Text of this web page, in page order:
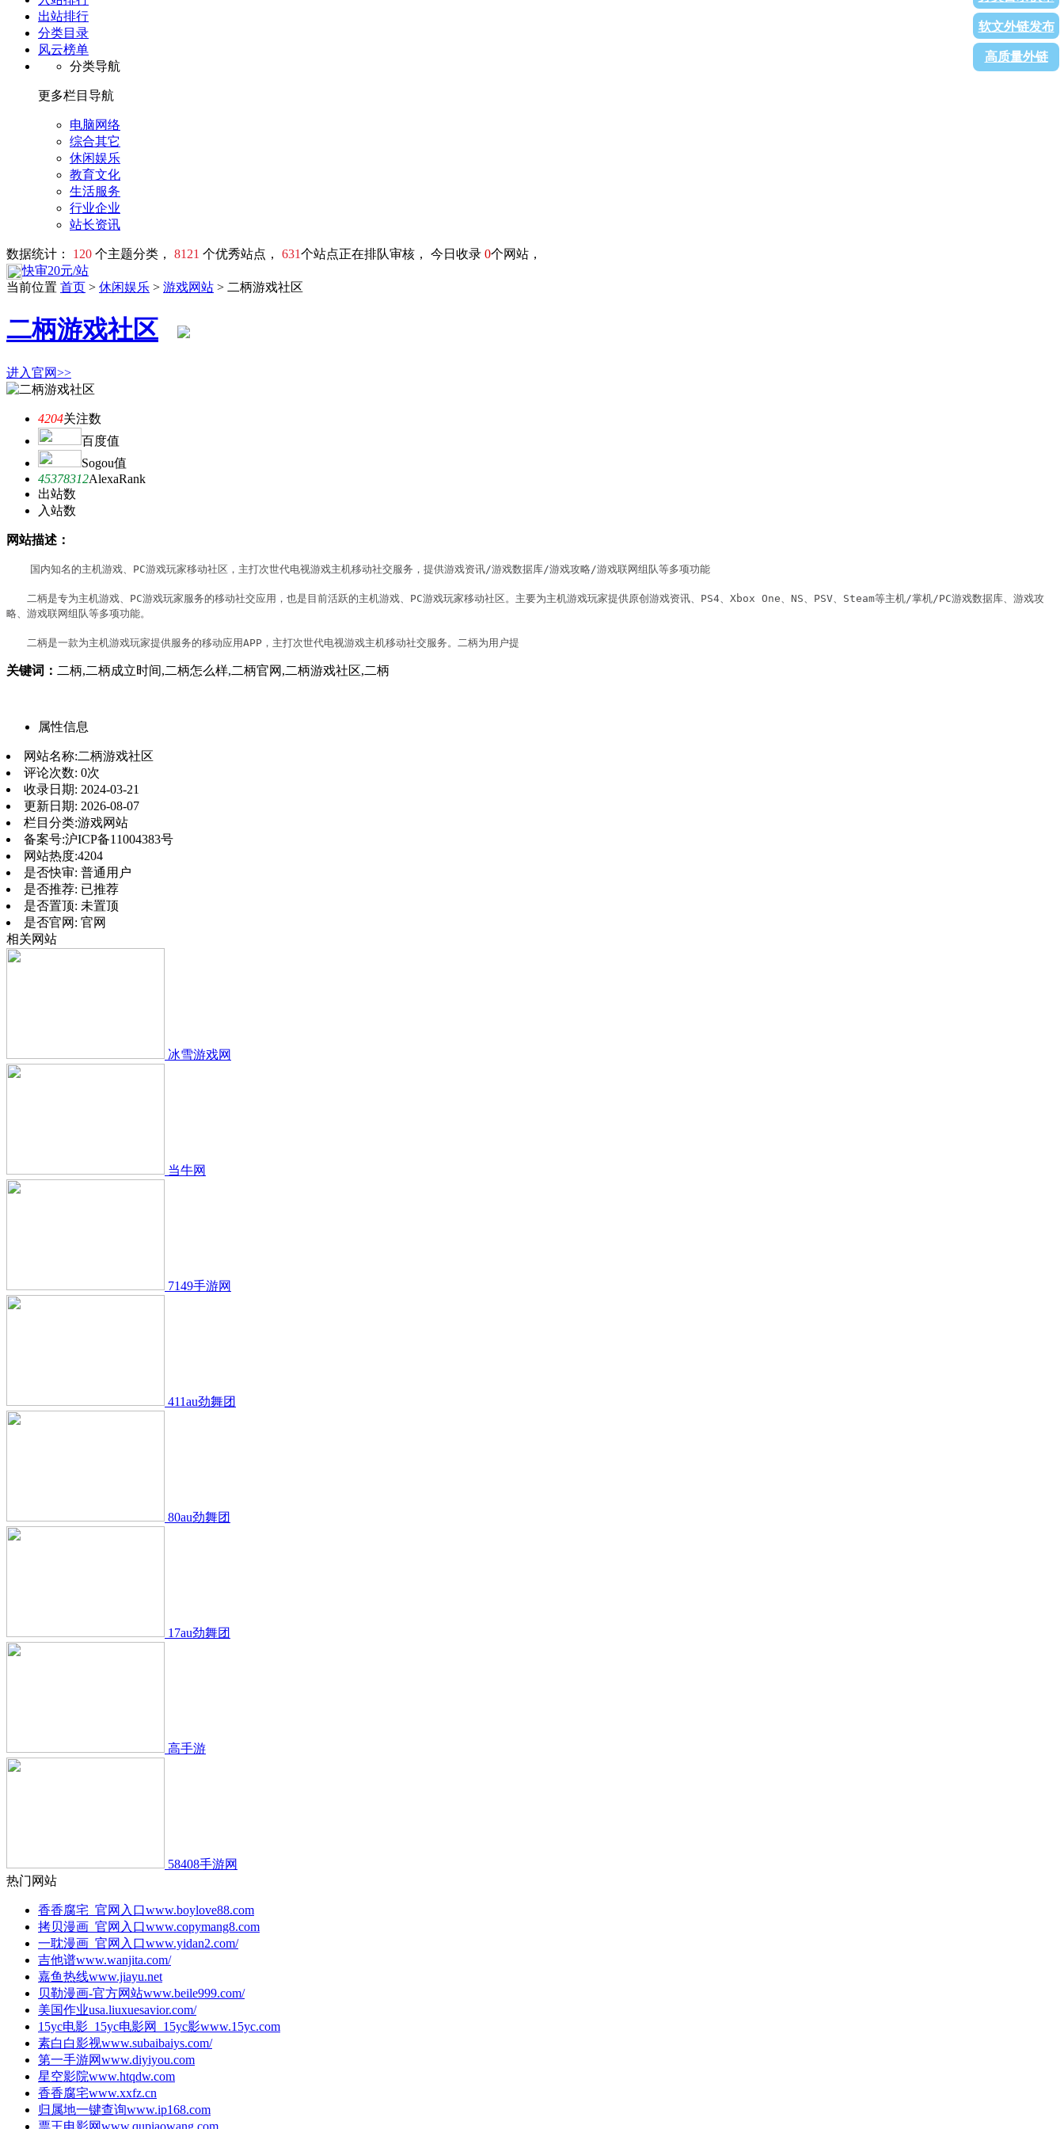
出站排行
分类目录
风云榜单
分类导航
更多栏目导航
电脑网络
综合其它
休闲娱乐
教育文化
生活服务
行业企业
站长资讯
数据统计： 120 个主题分类， 8121 个优秀站点， 631个站点正在排队审核， 今日收录 0个网站，
快审20元/站
软文外链发布
高质量外链
当前位置 首页 > 休闲娱乐 > 游戏网站 > 二柄游戏社区
二柄游戏社区
进入官网>>
4204关注数
百度值
Sogou值
45378312AlexaRank
出站数
入站数
网站描述：
国内知名的主机游戏、PC游戏玩家移动社区，主打次世代电视游戏主机移动社交服务，提供游戏资讯/游戏数据库/游戏攻略/游戏联网组队等多项功能
二柄是专为主机游戏、PC游戏玩家服务的移动社交应用，也是目前活跃的主机游戏、PC游戏玩家移动社区。主要为主机游戏玩家提供原创游戏资讯、PS4、Xbox One、NS、PSV、Steam等主机/掌机/PC游戏数据库、游戏攻
略、游戏联网组队等多项功能。
二柄是一款为主机游戏玩家提供服务的移动应用APP，主打次世代电视游戏主机移动社交服务。二柄为用户提
关键词： 二柄,二柄成立时间,二柄怎么样,二柄官网,二柄游戏社区,二柄
属性信息
网站名称:二柄游戏社区
评论次数: 0次
收录日期: 2024-03-21
更新日期: 2026-08-07
栏目分类:游戏网站
备案号:沪ICP备11004383号
网站热度:4204
是否快审: 普通用户
是否推荐: 已推荐
是否置顶: 未置顶
是否官网: 官网
相关网站
冰雪游戏网
当牛网
7149手游网
411au劲舞团
80au劲舞团
17au劲舞团
高手游
58408手游网
热门网站
香香腐宅_官网入口www.boylove88.com
拷贝漫画_官网入口www.copymang8.com
一耽漫画_官网入口www.yidan2.com/
吉他谱www.wanjita.com/
嘉鱼热线www.jiayu.net
贝勒漫画-官方网站www.beile999.com/
美国作业usa.liuxuesavior.com/
15yc电影_15yc电影网_15yc影www.15yc.com
素白白影视www.subaibaiys.com/
第一手游网www.diyiyou.com
星空影院www.htqdw.com
香香腐宅www.xxfz.cn
归属地一键查询www.ip168.com
票王电影网www.qupiaowang.com